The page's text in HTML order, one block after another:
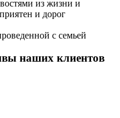
из жизни и
и дорог
с семьей
наших клиентов